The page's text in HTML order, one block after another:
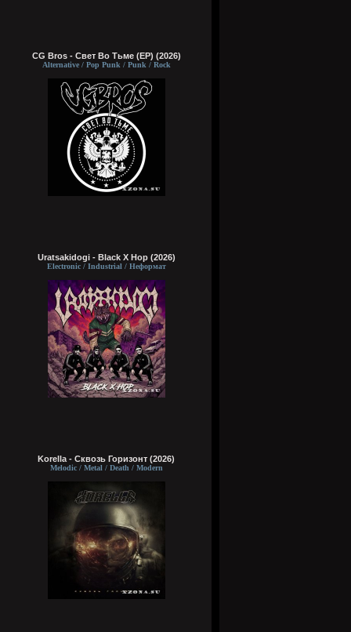
CG Bros - Свет Во Тьме (EP) (2026)
Alternative / Pop Punk / Punk / Rock
Uratsakidogi - Black X Hop (2026)
Electronic / Industrial / Неформат
Korella - Сквозь Горизонт (2026)
Melodic / Metal / Death / Modern